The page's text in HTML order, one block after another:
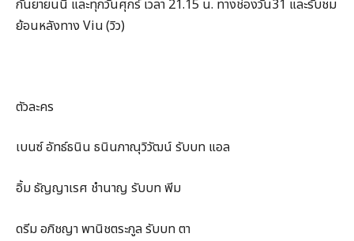
กันยายนนี้ และทุกวันศุกร์ เวลา 21.15 น. ทางช่องวัน31 และรับชม
ย้อนหลังทาง Viu (วิว)
ตัวละคร
เบนซ์ อัทธ์ธนิน ธนินภาณุวิวัฒน์ รับบท แอล
อิ้ม ธัญญาเรศ ชำนาญ รับบท พีม
ดรีม อภิชญา พานิชตระกูล รับบท ตา